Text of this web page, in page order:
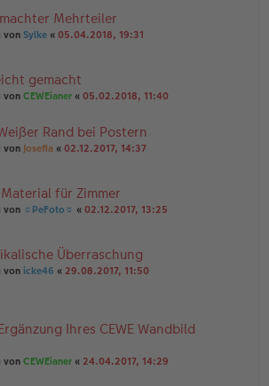
Mehrteiler
von Sylke « 05.04.2018, 19:31
gemacht
von CEWEianer « 05.02.2018, 11:40
Rand bei Postern
von Josefia « 02.12.2017, 14:37
für Zimmer
von ☼PeFoto☼ « 02.12.2017, 13:25
Überraschung
von icke46 « 29.08.2017, 11:50
Ihres CEWE Wandbild
von CEWEianer « 24.04.2017, 14:29